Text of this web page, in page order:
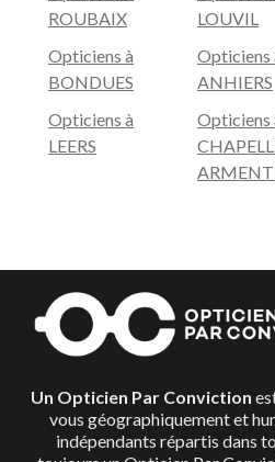
ROUBAIX
Opticiens à
BONDUES
Opticiens à
LEERS
LOUVIL
Opticiens
ANHIERS
Opticiens
Un Opticien Par Conviction
vous géographiquement et
indépendants répartis dans